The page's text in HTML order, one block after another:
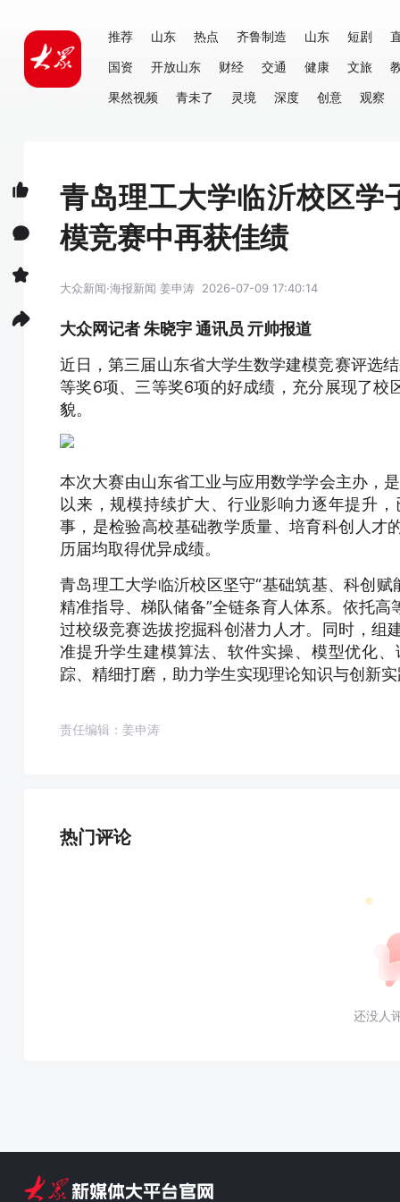
推荐 山东 热点 齐鲁制造 山东 短剧
国资
开放山东 财经 交通 健康 文旅
果然视频
青未了 灵境 深度 创意 观察
青岛理工大学临沂校区学
模竞赛中再获佳绩
大众新闻·海报新闻 姜申涛 2026-07-09 17:40:14
大众网记者 朱晓宇 通讯员 亓帅报道
近日，第三届山东省大学生数学建模竞赛评选
等奖6项、三等奖6项的好成绩，充分展现了校
貌。
本次大赛由山东省工业与应用数学学会主办，
以来，规模持续扩大、行业影响力逐年提升
事，是检验高校基础教学质量、培育科创人才
历届均取得优异成绩。
青岛理工大学临沂校区坚守“基础筑基、科创
精准指导、梯队储备”全链条育人体系。依托
过校级竞赛选拔挖掘科创潜力人才。同时，组
准提升学生建模算法、软件实操、模型优化
踪、精细打磨，助力学生实现理论知识与创新
责任编辑：姜申涛
热门评论
还没人